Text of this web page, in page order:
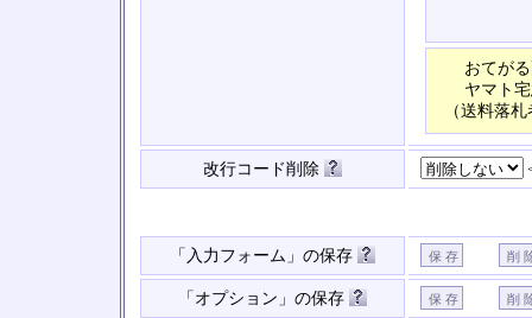
おてが
ヤマト
（送料落
改行コード削除
「入力フォーム」の保存
「オプション」の保存